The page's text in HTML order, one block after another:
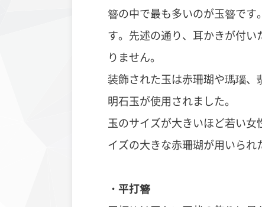
簪の中で最も多いのが玉簪で
す。先述の通り、耳かきが付
りません。
装飾された玉は赤珊瑚や瑪瑙
明石玉が使用されました。
玉のサイズが大きいほど若い
イズの大きな赤珊瑚が用いら
・平打簪